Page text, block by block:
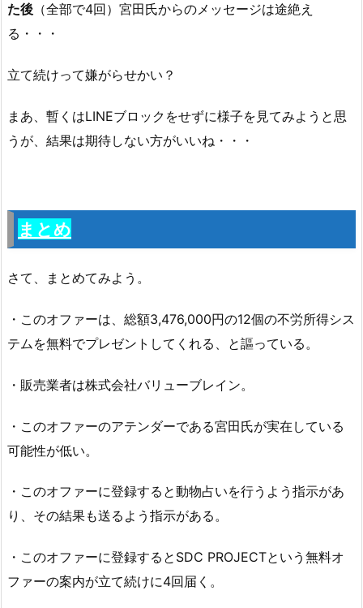
た後 （全部で4回）宮田氏からのメッセージは途絶え
る・・・
立て続けって嫌がらせかい？
まあ、暫くはLINEブロックをせずに様子を見てみようと思
うが、結果は期待しない方がいいね・・・
まとめ
さて、まとめてみよう。
・このオファーは、総額3,476,000円の12個の不労所得シス
テムを無料でプレゼントしてくれる、と謳っている。
・販売業者は株式会社バリューブレイン。
・このオファーのアテンダーである宮田氏が実在している
可能性が低い。
・このオファーに登録すると動物占いを行うよう指示があ
り、その結果も送るよう指示がある。
・このオファーに登録するとSDC PROJECTという無料オ
ファーの案内が立て続けに4回届く。